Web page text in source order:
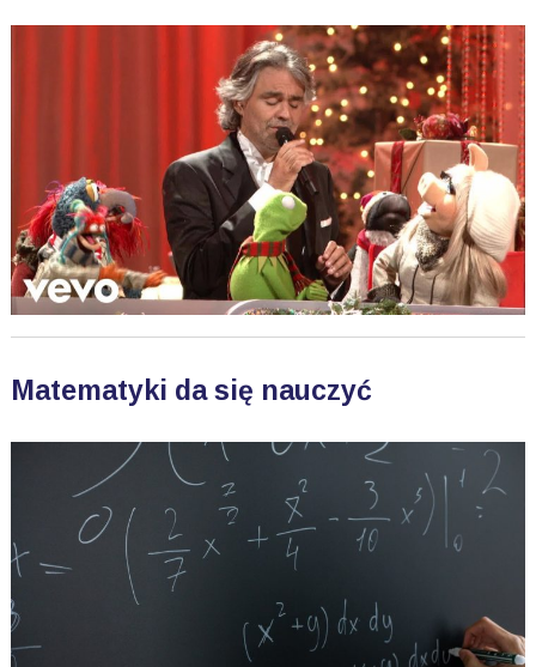
Matematyki da się nauczyć